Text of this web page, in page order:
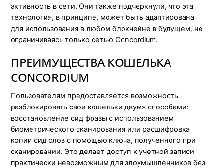
активность в сети. Они также подчеркнули, что эта
технология, в принципе, может быть адаптирована
для использования в любом блокчейне в будущем, не
ограничиваясь только сетью Concordium.
ПРЕИМУЩЕСТВА КОШЕЛЬКА
CONCORDIUM
Пользователям предоставляется возможность
разблокировать свои кошельки двумя способами:
восстановление сид фразы с использованием
биометрического сканирования или расшифровка
копии сид слов с помощью ключа, полученного при
сканировании. Это делает доступ к учетной записи
практически невозможным для злоумышленников без